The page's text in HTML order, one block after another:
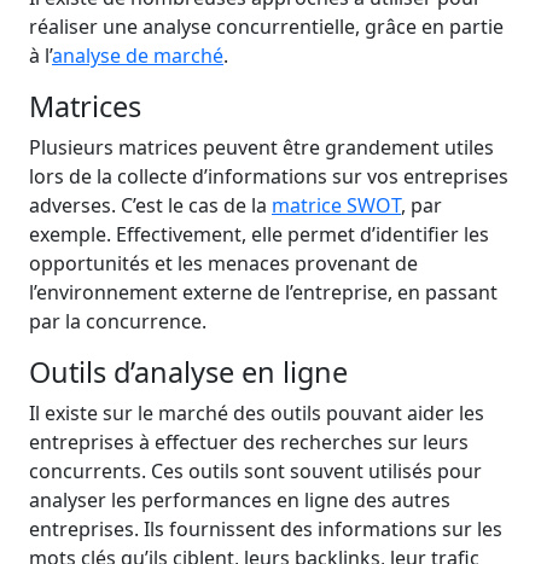
réaliser une analyse concurrentielle, grâce en partie
à l’analyse de marché.
Matrices
Plusieurs matrices peuvent être grandement utiles
lors de la collecte d’informations sur vos entreprises
adverses. C’est le cas de la matrice SWOT, par
exemple. Effectivement, elle permet d’identifier les
opportunités et les menaces provenant de
l’environnement externe de l’entreprise, en passant
par la concurrence.
Outils d’analyse en ligne
Il existe sur le marché des outils pouvant aider les
entreprises à effectuer des recherches sur leurs
concurrents. Ces outils sont souvent utilisés pour
analyser les performances en ligne des autres
entreprises. Ils fournissent des informations sur les
mots clés qu’ils ciblent, leurs backlinks, leur trafic